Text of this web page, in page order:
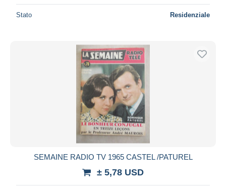
Stato Residenziale
SEMAINE RADIO TV 1965 CASTEL /PATUREL
± 5,78 USD